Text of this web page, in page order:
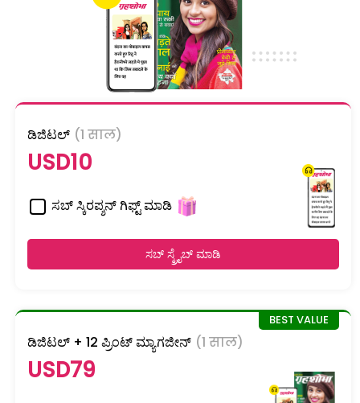
ಡಿಜಿಟಲ್ (1 साल)
USD10
ಸಬ್ ಸ್ಕಿರಪ್ಶನ್ ಗಿಫ್ಟ್ ಮಾಡಿ
ಸಬ್ ಸ್ಕ್ರೈಬ್ ಮಾಡಿ
ಡಿಜಿಟಲ್ + 12 ಪ್ರಿಂಟ್ ಮ್ಯಾಗಜೀನ್ (1 साल)
USD79